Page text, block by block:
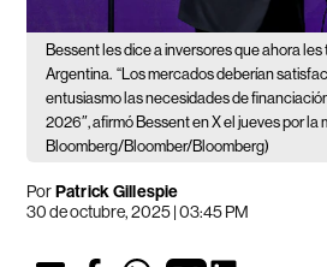
Bessent les dice a inversores que ahora
Argentina. “Los mercados deberían
entusiasmo las necesidades de
2026″, afirmó Bessent en X el jueves por la
Bloomberg/Bloomber/Bloomberg)
PorPatrick Gillespie
30 de octubre, 2025 | 03:45 PM